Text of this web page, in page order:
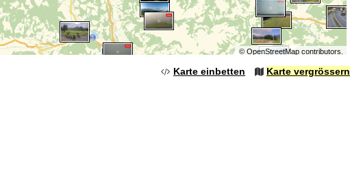
© OpenStreetMapcontributors.
Karte einbetten Karte vergrössern